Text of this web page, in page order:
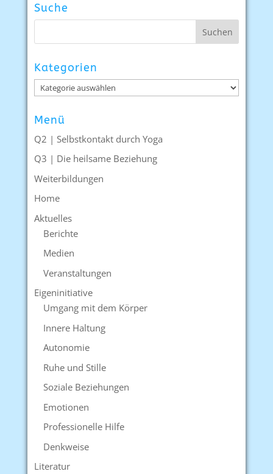
Suche
Kategorien
Kategorien
Menü
Q2 | Selbstkontakt durch Yoga
Q3 | Die heilsame Beziehung
Weiterbildungen
Home
Aktuelles
Berichte
Medien
Veranstaltungen
Eigeninitiative
Umgang mit dem Körper
Innere Haltung
Autonomie
Ruhe und Stille
Soziale Beziehungen
Emotionen
Professionelle Hilfe
Denkweise
Literatur